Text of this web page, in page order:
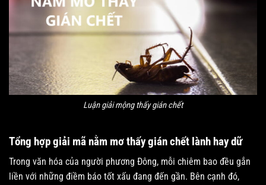
Luận giải mộng thấy gián chết
Tổng hợp giải mã nằm mơ thấy gián chết lành hay dữ
Trong văn hóa của người phương Đông, mỗi chiêm bao đều gắn
liền với những điềm báo tốt xấu đang đến gần. Bên cạnh đó,